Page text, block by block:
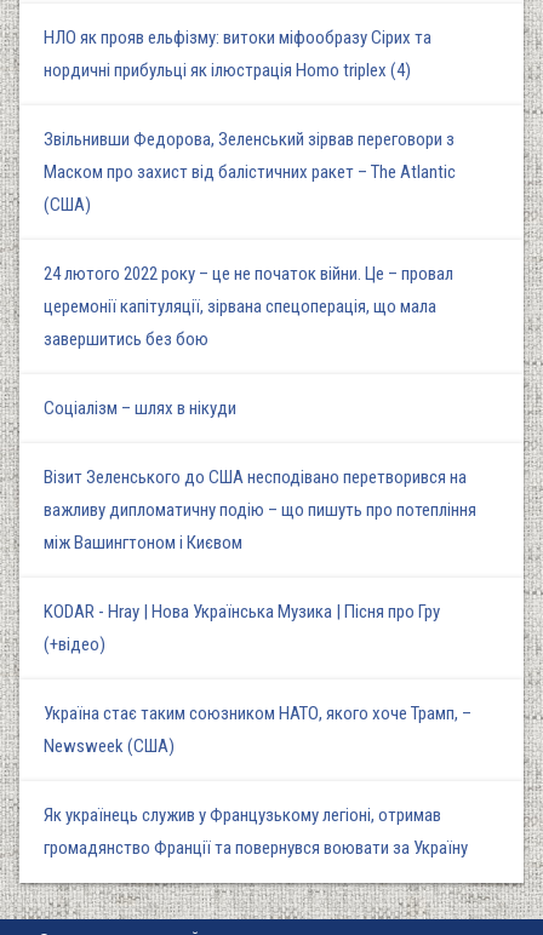
НЛО як прояв ельфізму: витоки міфообразу Сірих та
нордичні прибульці як ілюстрація Homo triplex (4)
Звільнивши Федорова, Зеленський зірвав переговори з
Маском про захист від балістичних ракет – The Atlantic
(США)
24 лютого 2022 року – це не початок війни. Це – провал
церемонії капітуляції, зірвана спецоперація, що мала
завершитись без бою
Соціалізм – шлях в нікуди
Візит Зеленського до США несподівано перетворився на
важливу дипломатичну подію – що пишуть про потепління
між Вашингтоном і Києвом
KODAR - Hray | Нова Українська Музика | Пісня про Гру
(+відео)
Україна стає таким союзником НАТО, якого хоче Трамп, –
Newsweek (США)
Як українець служив у Французькому легіоні, отримав
громадянство Франції та повернувся воювати за Україну